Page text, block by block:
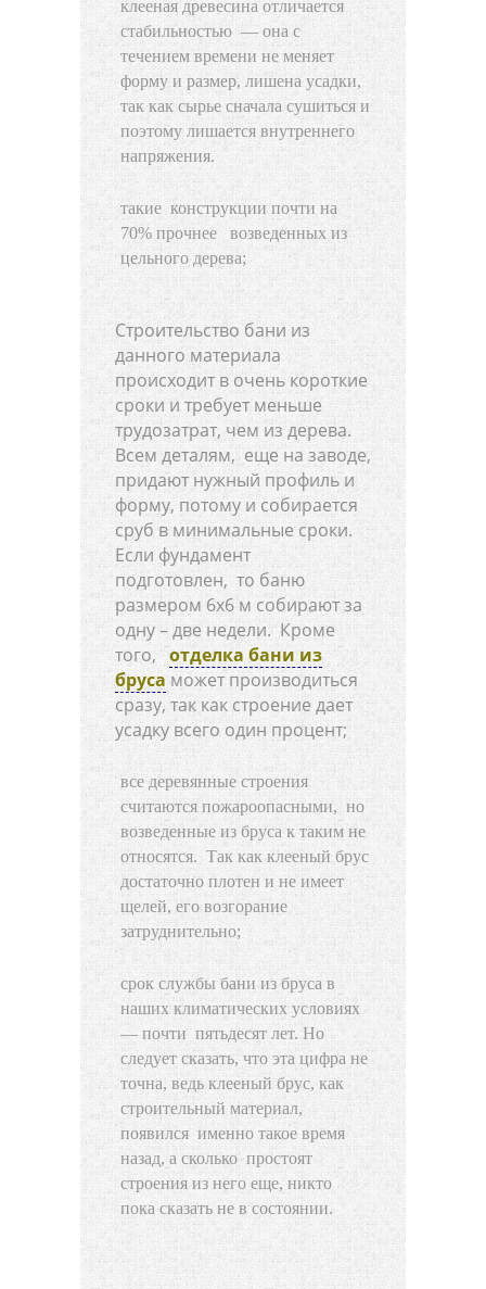
клееная древесина отличается
стабильностью — она с
течением времени не меняет
форму и размер, лишена усадки,
так как сырье сначала сушиться и
поэтому лишается внутреннего
напряжения.
такие конструкции почти на
70% прочнее возведенных из
цельного дерева;
Строительство бани из
данного материала
происходит в очень короткие
сроки и требует меньше
трудозатрат, чем из дерева.
Всем деталям, еще на заводе,
придают нужный профиль и
форму, потому и собирается
сруб в минимальные сроки.
Если фундамент
подготовлен, то баню
размером 6х6 м собирают за
одну – две недели. Кроме
того,отделка бани из
бруса может производиться
сразу, так как строение дает
усадку всего один процент;
все деревянные строения
считаются пожароопасными, но
возведенные из бруса к таким не
относятся. Так как клееный брус
достаточно плотен и не имеет
щелей, его возгорание
затруднительно;
срок службы бани из бруса в
наших климатических условиях
— почти пятьдесят лет. Но
следует сказать, что эта цифра не
точна, ведь клееный брус, как
строительный материал,
появился именно такое время
назад, а сколько простоят
строения из него еще, никто
пока сказать не в состоянии.